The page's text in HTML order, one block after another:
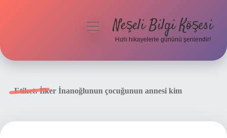
menüyüNeşeli Bilgi Köşesi
Hızlı hikayelerle gününü şenlendir!
Etiket:İlker İnanoğlunun çocuğunun annesi kim